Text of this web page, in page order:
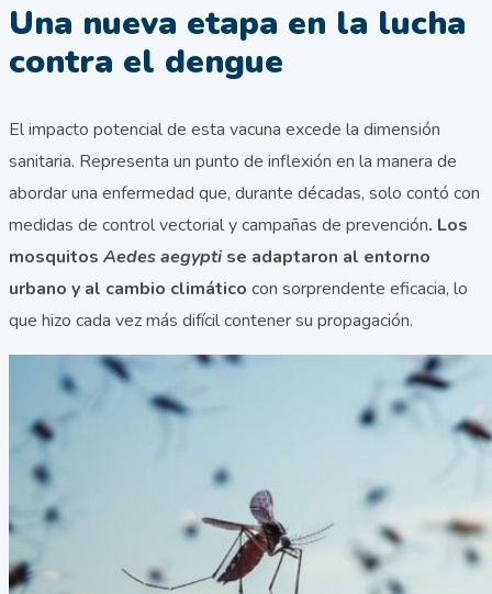
Una nueva etapa en la lucha
contra el dengue
El impacto potencial de esta vacuna excede la dimensión
sanitaria. Representa un punto de inflexión en la manera de
abordar una enfermedad que, durante décadas, solo contó con
medidas de control vectorial y campañas de prevención. Los
mosquitos Aedes aegyptise adaptaron al entorno
urbano y al cambio climático con sorprendente eficacia, lo
que hizo cada vez más difícil contener su propagación.